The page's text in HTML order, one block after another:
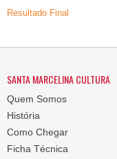
Resultado Final
SANTA MARCELINA CULTURA
Quem Somos
História
Como Chegar
Ficha Técnica